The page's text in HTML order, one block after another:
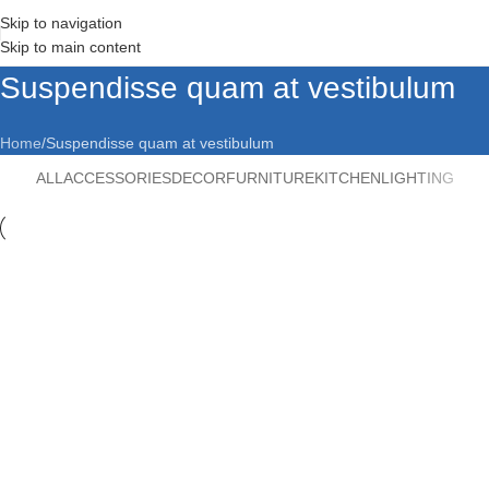
Skip to navigation
Skip to main content
Suspendisse quam at vestibulum
Home Suspendisse quam at vestibulum
ALL ACCESSORIESDECORFURNITUREKITCHENLIGHTING